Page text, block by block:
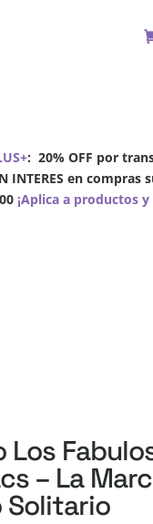
:20% OFF por
INTERES en compras
¡Aplica a productos y
Los
– La
Solitario